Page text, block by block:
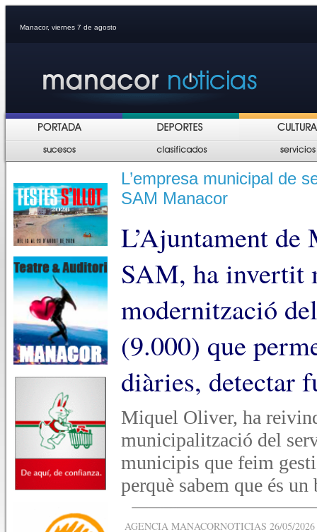
Manacor, viernes 7 de agosto
L’empresa municipal de
SAM Manacor
L’Ajuntament
SAM, ha invertit
modernització
(9.000) que
diàries, detectar
Miquel Oliver, ha
municipalització del
municipis que feim
perquè sabem que és un
AGENCIA MANACORNOTICIAS 26/05/